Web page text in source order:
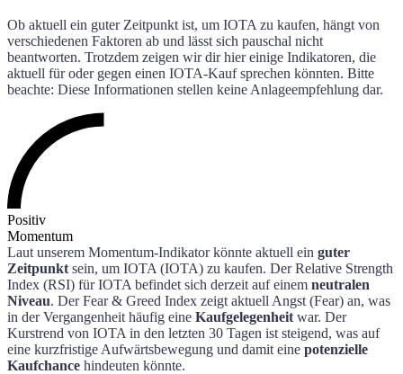
Ob aktuell ein guter Zeitpunkt ist, um IOTA zu kaufen, hängt von
verschiedenen Faktoren ab und lässt sich pauschal nicht
beantworten. Trotzdem zeigen wir dir hier einige Indikatoren, die
aktuell für oder gegen einen IOTA-Kauf sprechen könnten. Bitte
beachte: Diese Informationen stellen keine Anlageempfehlung dar.
Positiv
Momentum
Laut unserem Momentum-Indikator könnte aktuell ein guter
Zeitpunkt sein, um IOTA (IOTA) zu kaufen. Der Relative Strength
Index (RSI) fürIOTA befindet sich derzeit auf einem neutralen
Niveau. Der Fear & Greed Index zeigt aktuell Angst (Fear) an, was
in der Vergangenheit häufig eine Kaufgelegenheit war. Der
Kurstrend von IOTA in den letzten 30 Tagen ist steigend, was auf
eine kurzfristige Aufwärtsbewegung und damit eine potenzielle
Kaufchance hindeuten könnte.